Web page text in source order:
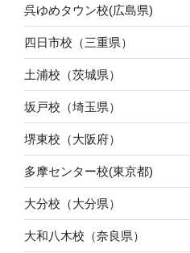
呉ゆめタウン校(広島県)
四日市校（三重県）
土浦校（茨城県）
坂戸校（埼玉県）
堺東校（大阪府）
多摩センター校(東京都)
大分校（大分県）
大和八木校（奈良県）